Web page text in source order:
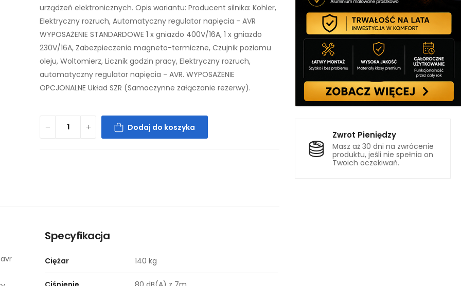
Zwrot Pieniędzy
Masz aż 30 dni na zwrócenie
produktu, jeśli nie spełnia on
Twoich oczekiwań.
urządzeń elektronicznych. Opis wariantu: Producent silnika: Kohler,
Elektryczny rozruch, Automatyczny regulator napięcia - AVR
WYPOSAŻENIE STANDARDOWE 1 x gniazdo 400V/16A, 1 x gniazdo
230V/16A, Zabezpieczenia magneto-termiczne, Czujnik poziomu
oleju, Woltomierz, Licznik godzin pracy, Elektryczny rozruch,
automatyczny regulator napięcia - AVR. WYPOSAŻENIE
OPCJONALNE Układ SZR (Samoczynne załączanie rezerwy).
Dodaj do koszyka
Specyfikacja
Ciężar 140 kg